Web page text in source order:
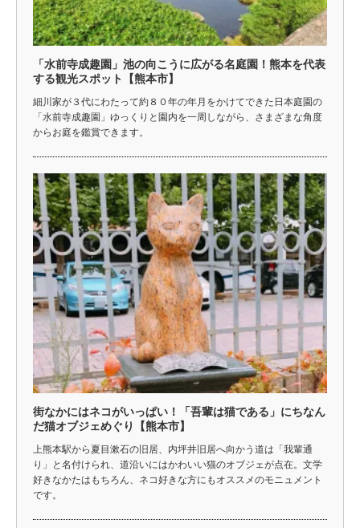
「水前寺成趣園」池の向こうに広がる名庭園！熊本を代表
する観光スポット【熊本市】
細川家が３代にわたって約８０年の年月をかけてできた日本庭園の
「水前寺成趣園」ゆっくりと園内を一周しながら、さまざまな角度
からお庭を鑑賞できます。
街なかにはネコがいっぱい！「吾輩は猫である」にちなん
だ猫オブジェめぐり【熊本市】
上熊本駅から夏目漱石の旧居、内坪井旧居へ向かう道は「我輩通
り」と名付けられ、道沿いにはかわいい猫のオブジェが点在。文学
好きなかたはもちろん、ネコ好きな方にもオススメのモニュメント
です。